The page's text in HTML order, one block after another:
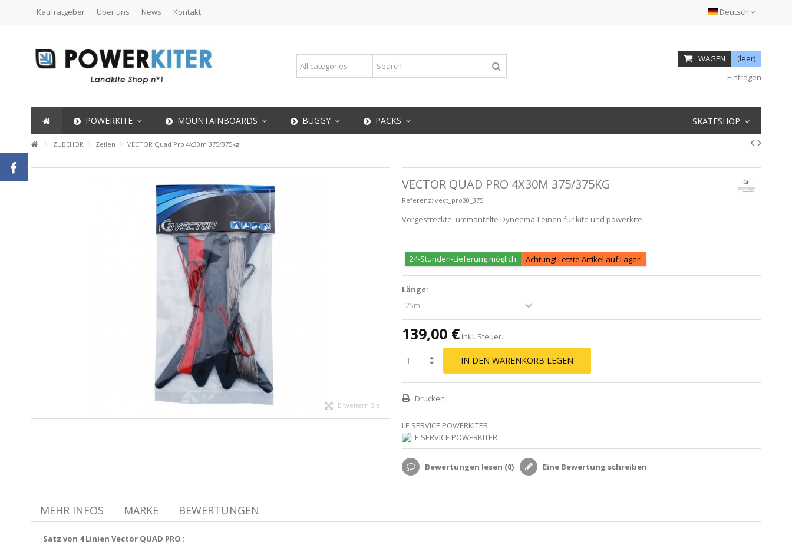
Deutsch
Kaufratgeber Über uns News Kontakt
WAGEN
(leer)
Eintragen
POWERKITE MOUNTAINBOARDS BUGGY PACKS SKATESHOP
ZUBEHÖR Zeilen VECTOR Quad Pro 4x30m 375/375kg
Erweitern Sie
VECTOR QUAD PRO 4X30M 375/375KG
Referenz: vect_pro30_375
Vorgestreckte, ummantelte Dyneema-Leinen für kite und powerkite.
24-Stunden-Lieferung möglich Achtung! Letzte Artikel auf Lager!
Länge:
139,00 € inkl. Steuer.
IN DEN WARENKORB LEGEN
Drucken
LE SERVICE POWERKITER
Bewertungen lesen (0) Eine Bewertung schreiben
MEHR INFOS MARKE BEWERTUNGEN
Satz von 4 Linien Vector QUAD PRO :